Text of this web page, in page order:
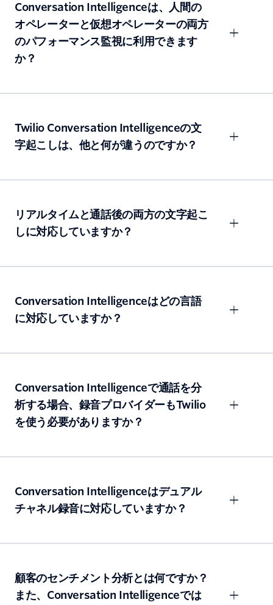
Conversation Intelligenceは、人間の
オペレーターと仮想オペレーターの両方
のパフォーマンス監視に利用できます
か？
Twilio Conversation Intelligenceの文
字起こしは、他と何が違うのですか？
リアルタイムと通話後の両方の文字起こ
しに対応していますか？
Conversation Intelligenceはどの言語
に対応していますか？
Conversation Intelligenceで通話を分
析する場合、録音プロバイダーもTwilio
を使う必要がありますか？
Conversation Intelligenceはデュアル
チャネル録音に対応していますか？
顧客のセンチメント分析とは何ですか？
また、Conversation Intelligenceでは